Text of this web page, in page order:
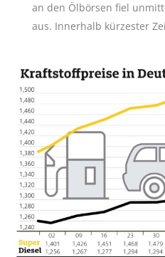
an den Ölbörsen fiel
aus. Innerhalb kürzester